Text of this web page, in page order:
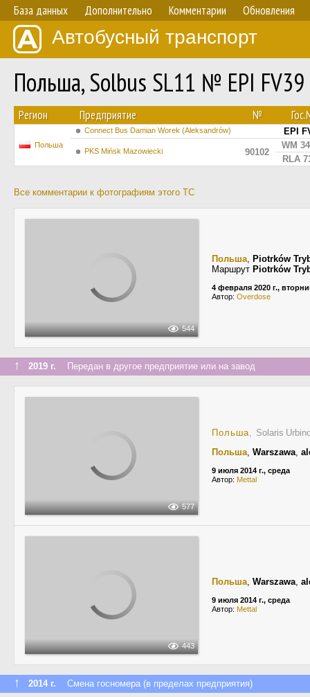
База данных Дополнительно Комментарии Обновления
Автобусный транспорт
Польша, Solbus SL11 № EPI FV39
Регион Предприятие №
Польша
Connect Bus Damian Worek (Aleksandrów) EPI
PKS Mińsk Mazowiecki 90102
WM
RLA
Все комментарии к фотографиям этого ТС
544
Польша, Piotrków
Маршрут Piotrków
4 февраля 2020 г.,
Автор: Overdose
↑ 2019 г. Передан в другое предприятие или на завод
577
Польша, Solaris
Польша, Warszawa,
9 июля 2014 г., среда
Автор: Mettal
443
Польша, Warszawa,
9 июля 2014 г., среда
Автор: Mettal
↑ 2014 г. Смена госномера (в пределах предприятия)